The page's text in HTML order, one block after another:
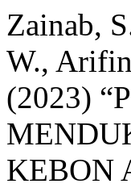
Zainab,
W.,
(2023)
KEBON